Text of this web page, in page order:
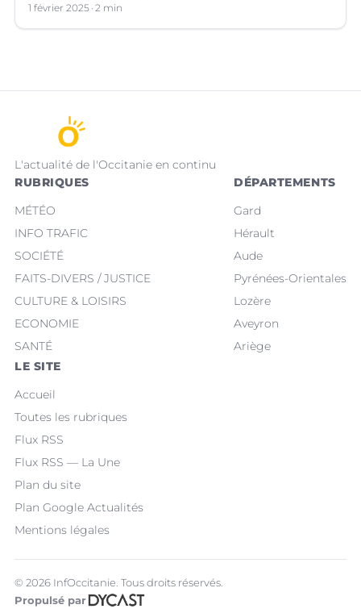
1 février 2025 2 min
L'actualité de l'Occitanie en continu
RUBRIQUES
MÉTÉO
INFO TRAFIC
SOCIÉTÉ
FAITS-DIVERS / JUSTICE
CULTURE & LOISIRS
ECONOMIE
SANTÉ
DÉPARTEMENTS
Gard
Hérault
Aude
Pyrénées-Orientales
Lozère
Aveyron
Ariège
LE SITE
Accueil
Toutes les rubriques
Flux RSS
Flux RSS — La Une
Plan du site
Plan Google Actualités
Mentions légales
© 2026 InfOccitanie. Tous droits réservés.
Propulsé par